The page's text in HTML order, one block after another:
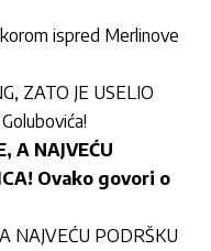
ispred Merlinove
ZATO JE USELIO
A NAJVEĆU
Ovako govori o
NAJVEĆU PODRŠKU